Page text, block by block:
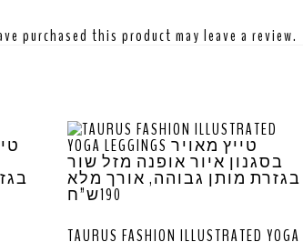
purchased this product may leave a review.
TAURUS FASHION ILLUSTRATED YOGA